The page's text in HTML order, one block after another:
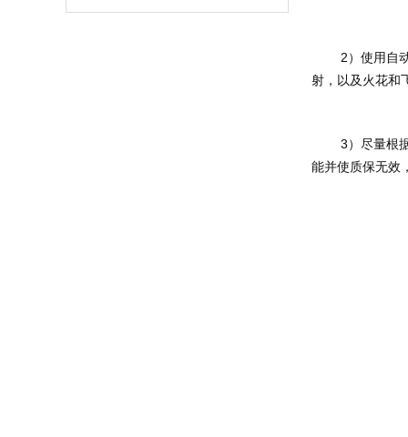
射，以及火花和
能并使质保无效